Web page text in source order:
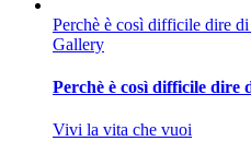
Perchè è così difficile dire
Gallery
Perchè è così difficile dire
Vivi la vita che vuoi